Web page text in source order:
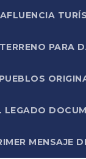
PARA
MENSAJE